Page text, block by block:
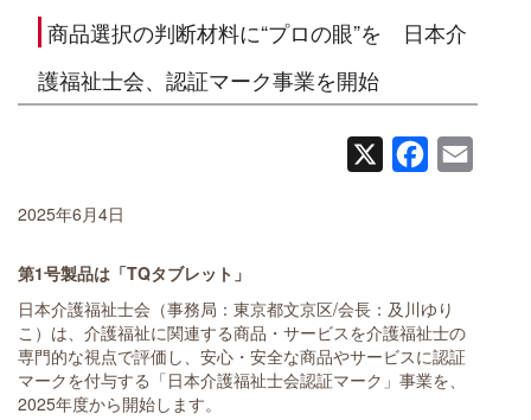
商品選択の判断材料に“プロの眼”を 日本介
護福祉士会、認証マーク事業を開始
Facebook
2025年6月4日
第1号製品は「TQタブレット」
日本介護福祉士会（事務局：東京都文京区/会長：及川ゆり
こ）は、介護福祉に関連する商品・サービスを介護福祉士の
専門的な視点で評価し、安心・安全な商品やサービスに認証
マークを付与する「日本介護福祉士会認証マーク」事業を、
2025年度から開始します。